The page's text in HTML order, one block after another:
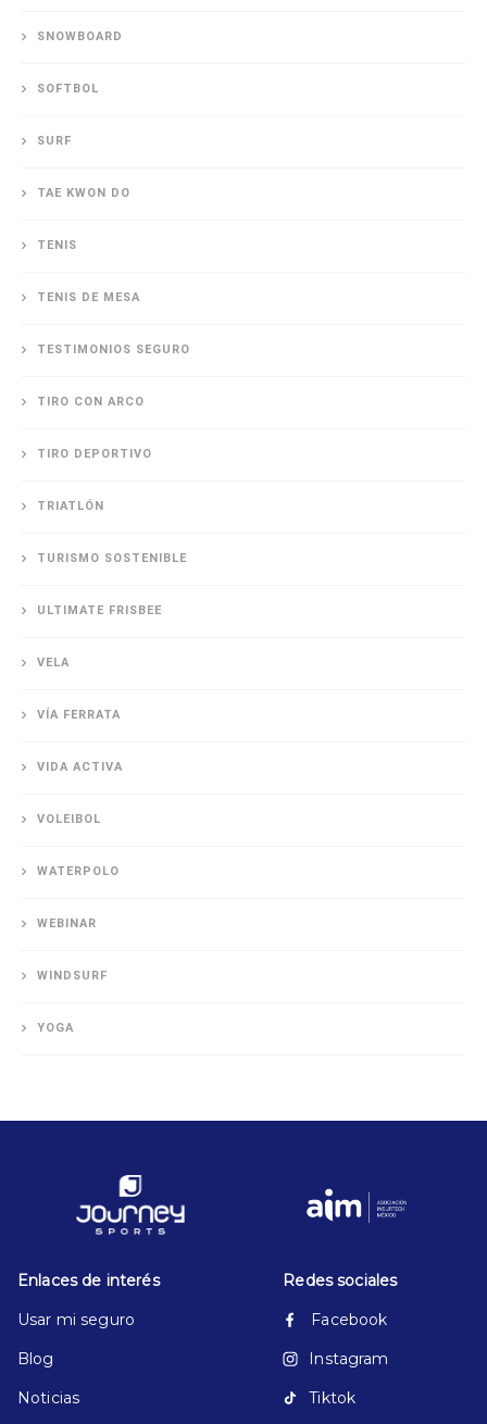
SNOWBOARD
SOFTBOL
SURF
TAE KWON DO
TENIS
TENIS DE MESA
TESTIMONIOS SEGURO
TIRO CON ARCO
TIRO DEPORTIVO
TRIATLÓN
TURISMO SOSTENIBLE
ULTIMATE FRISBEE
VELA
VÍA FERRATA
VIDA ACTIVA
VOLEIBOL
WATERPOLO
WEBINAR
WINDSURF
YOGA
Enlaces de interés
Usar mi seguro
Blog
Noticias
Redes sociales
Facebook
Instagram
Tiktok